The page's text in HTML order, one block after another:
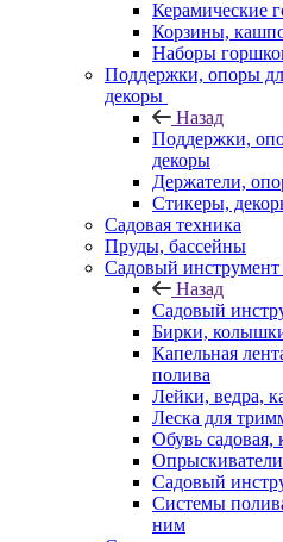
Керамические
Корзины,
Наборы
Поддержки, опоры
декоры
Назад
Поддержки,
декоры
Держатели,
Стикеры,
Садовая техника
Пруды, бассейны
Садовый инструмент
Назад
Садовый
Бирки,
Капельная
полива
Лейки, ведра,
Леска для
Обувь садовая,
Опрыскиватели
Садовый
Системы
ним